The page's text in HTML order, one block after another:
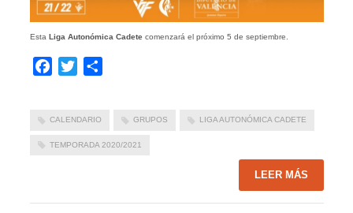
Esta Liga Autonómica Cadete comenzará el próximo 5 de septiembre.
Facebook
Twitter
CALENDARIO GRUPOS LIGA AUTONÓMICA CADETE
TEMPORADA 2020/2021
LEER MÁS